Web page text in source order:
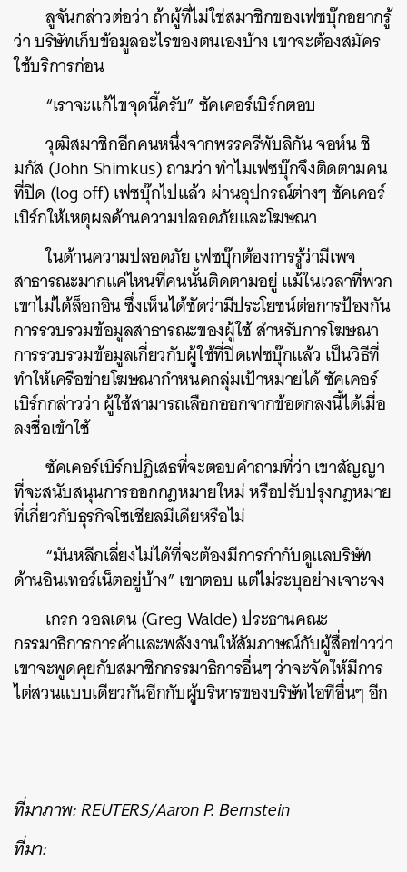
ลูจันกล่าวต่อว่า ถ้าผู้ที่ไม่ใช่สมาชิกของเฟซบุ๊กอยากรู้
ว่า บริษัทเก็บข้อมูลอะไรของตนเองบ้าง เขาจะต้องสมัคร
ใช้บริการก่อน
“เราจะแก้ไขจุดนี้ครับ” ซัคเคอร์เบิร์กตอบ
วุฒิสมาชิกอีกคนหนึ่งจากพรรครีพับลิกัน จอห์น ชิ
มกัส (John Shimkus) ถามว่า ทำไมเฟซบุ๊กจึงติดตามคน
ที่ปิด (log off) เฟซบุ๊กไปแล้ว ผ่านอุปกรณ์ต่างๆ ซัคเคอร์
เบิร์กให้เหตุผลด้านความปลอดภัยและโฆษณา
ในด้านความปลอดภัย เฟซบุ๊กต้องการรู้ว่ามีเพจ
สาธารณะมากแค่ไหนที่คนนั้นติดตามอยู่ แม้ในเวลาที่พวก
เขาไม่ได้ล็อกอิน ซึ่งเห็นได้ชัดว่ามีประโยชน์ต่อการป้องกัน
การรวบรวมข้อมูลสาธารณะของผู้ใช้ สำหรับการโฆษณา
การรวบรวมข้อมูลเกี่ยวกับผู้ใช้ที่ปิดเฟซบุ๊กแล้ว เป็นวิธีที่
ทำให้เครือข่ายโฆษณากำหนดกลุ่มเป้าหมายได้ ซัคเคอร์
เบิร์กกล่าวว่า ผู้ใช้สามารถเลือกออกจากข้อตกลงนี้ได้เมื่อ
ลงชื่อเข้าใช้
ซัคเคอร์เบิร์กปฏิเสธที่จะตอบคำถามที่ว่า เขาสัญญา
ที่จะสนับสนุนการออกกฎหมายใหม่ หรือปรับปรุงกฎหมาย
ที่เกี่ยวกับธุรกิจโซเชียลมีเดียหรือไม่
“มันหลีกเลี่ยงไม่ได้ที่จะต้องมีการกำกับดูแลบริษัท
ด้านอินเทอร์เน็ตอยู่บ้าง” เขาตอบ แต่ไม่ระบุอย่างเจาะจง
เกรก วอลเดน (Greg Walde) ประธานคณะ
กรรมาธิการการค้าและพลังงานให้สัมภาษณ์กับผู้สื่อข่าวว่า
เขาจะพูดคุยกับสมาชิกกรรมาธิการอื่นๆ ว่าจะจัดให้มีการ
ไต่สวนแบบเดียวกันอีกกับผู้บริหารของบริษัทไอทีอื่นๆ อีก
ที่มาภาพ: REUTERS/Aaron P. Bernstein
ที่มา:
ค้นหา
SHARE TWEET LINE EMAIL